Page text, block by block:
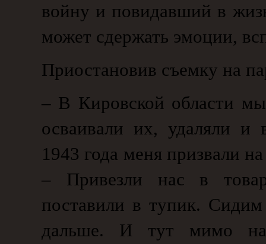
войну и повидавший в
может сдержать эмоции,
Приостановив съемку на
– В Кировской области
осваивали их, удаляли и
1943 года меня призвали
– Привезли нас в
поставили в тупик.
дальше. И тут мимо